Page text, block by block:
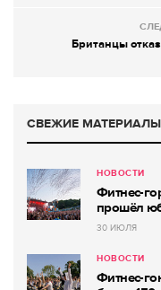
Британцы
СВЕЖИЕ МАТЕРИАЛЫ
НОВОСТИ
Фитнес-
прошёл
30 ИЮЛЯ
НОВОСТИ
Фитнес-